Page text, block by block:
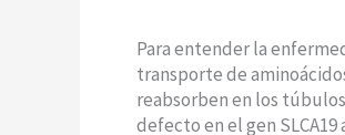
Para entender la
transporte de
reabsorben en los
defecto en el gen